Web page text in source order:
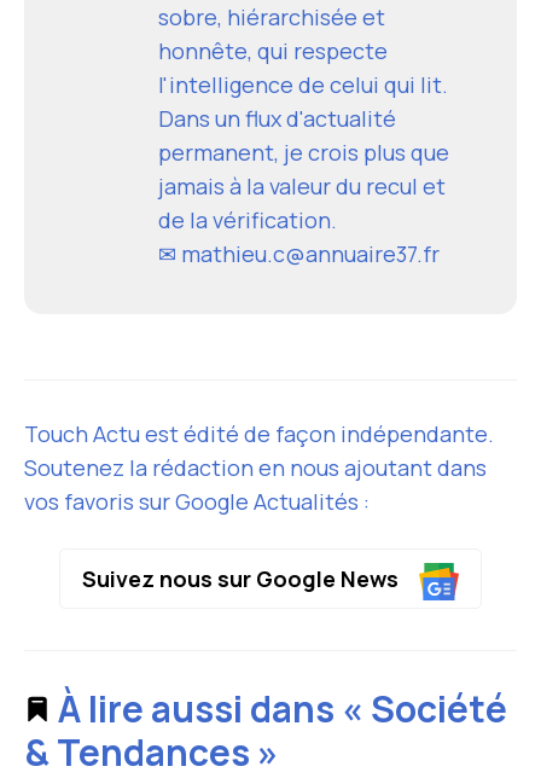
sobre, hiérarchisée et
honnête, qui respecte
l'intelligence de celui qui lit.
Dans un flux d'actualité
permanent, je crois plus que
jamais à la valeur du recul et
de la vérification.
✉ mathieu.c@annuaire37.fr
Touch Actu est édité de façon indépendante.
Soutenez la rédaction en nous ajoutant dans
vos favoris sur Google Actualités :
Suivez nous sur Google News
À lire aussi dans « Société
& Tendances »